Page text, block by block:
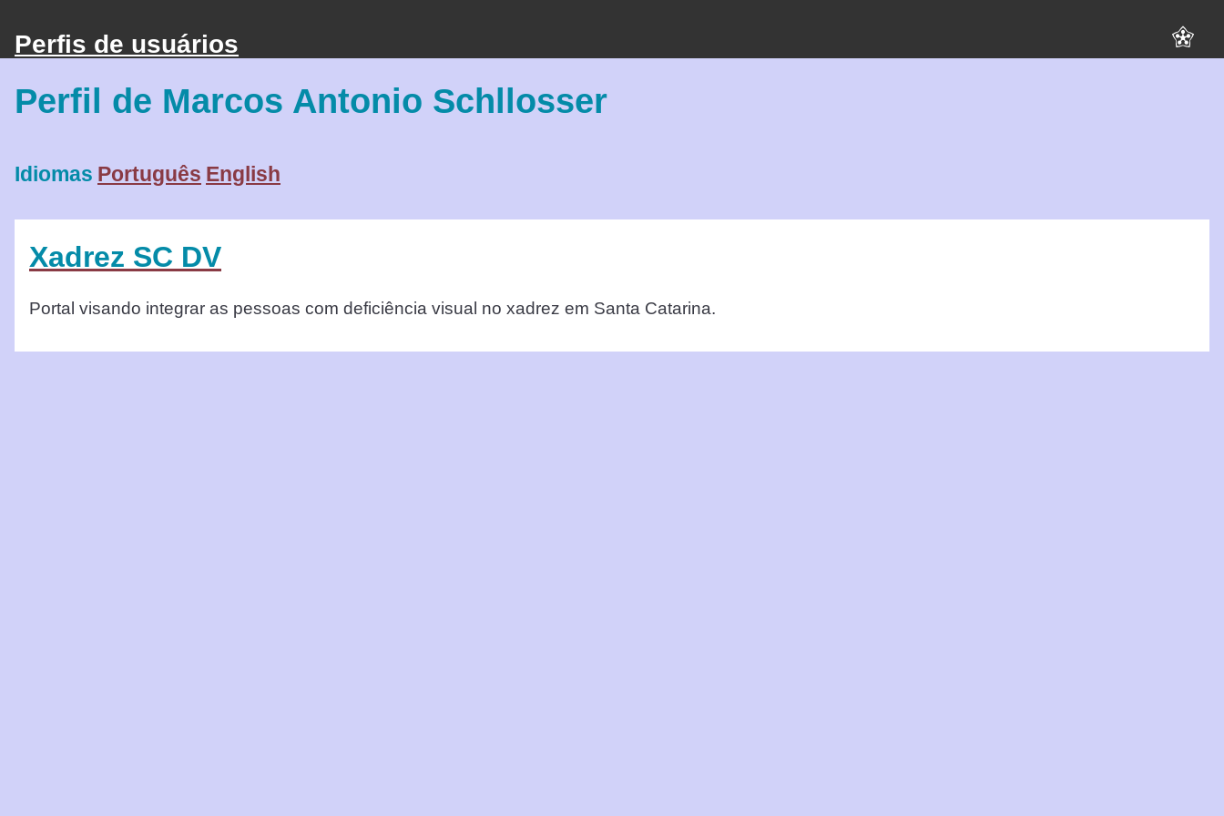
Perfis de usuários
Perfil de Marcos Antonio Schllosser
Idiomas Português English
Xadrez SC DV
Portal visando integrar as pessoas com deficiência visual no xadrez em Santa Catarina.